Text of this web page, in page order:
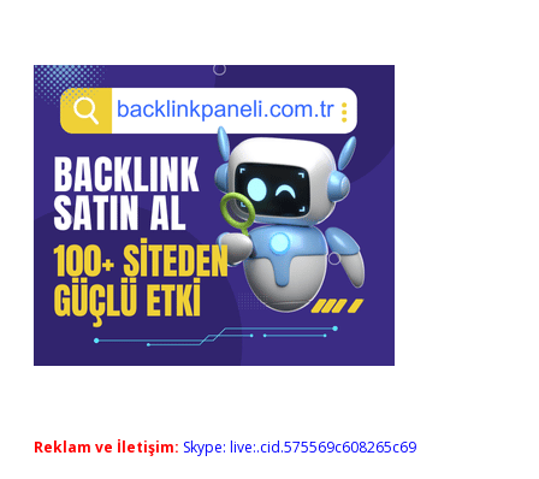
Reklam ve İletişim: Skype: live:.cid.575569c608265c69